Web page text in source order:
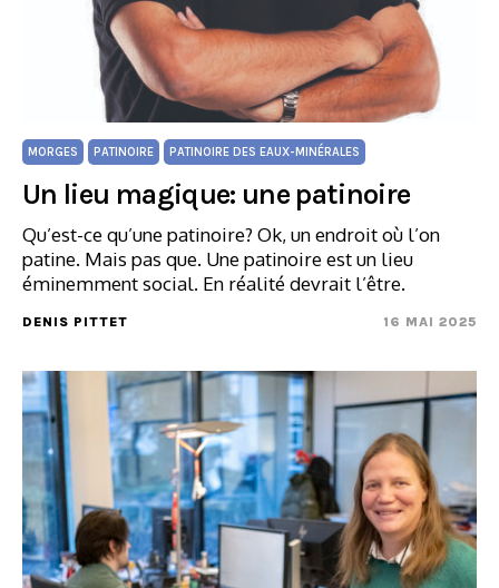
MORGES PATINOIRE PATINOIRE DES EAUX-MINÉRALES
Un lieu magique: une patinoire
Qu’est-ce qu’une patinoire? Ok, un endroit où l’on
patine. Mais pas que. Une patinoire est un lieu
éminemment social. En réalité devrait l’être.
DENIS PITTET 16 MAI 2025